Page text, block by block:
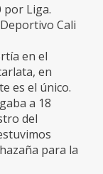
por Liga.
Cali
en el
en
es el único.
a 18
del
para la